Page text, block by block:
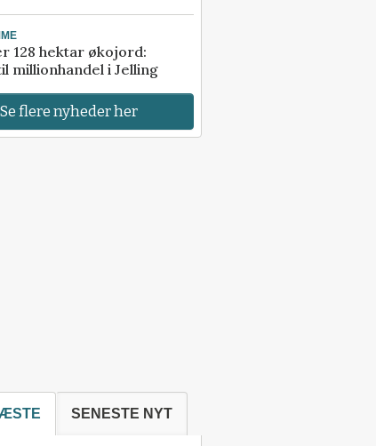
128 hektar økojord:
millionhandel i Jelling
Se flere nyheder her
SENESTE NYT